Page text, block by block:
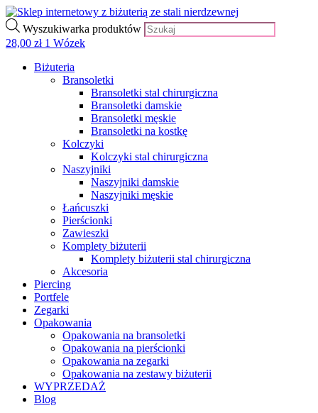
Wyszukiwarka produktów
28,00 zł 1 Wózek
Biżuteria
Bransoletki
Bransoletki stal chirurgiczna
Bransoletki damskie
Bransoletki męskie
Bransoletki na kostkę
Kolczyki
Kolczyki stal chirurgiczna
Naszyjniki
Naszyjniki damskie
Naszyjniki męskie
Łańcuszki
Pierścionki
Zawieszki
Komplety biżuterii
Komplety biżuterii stal chirurgiczna
Akcesoria
Piercing
Portfele
Zegarki
Opakowania
Opakowania na bransoletki
Opakowania na pierścionki
Opakowania na zegarki
Opakowania na zestawy biżuterii
WYPRZEDAŻ
Blog